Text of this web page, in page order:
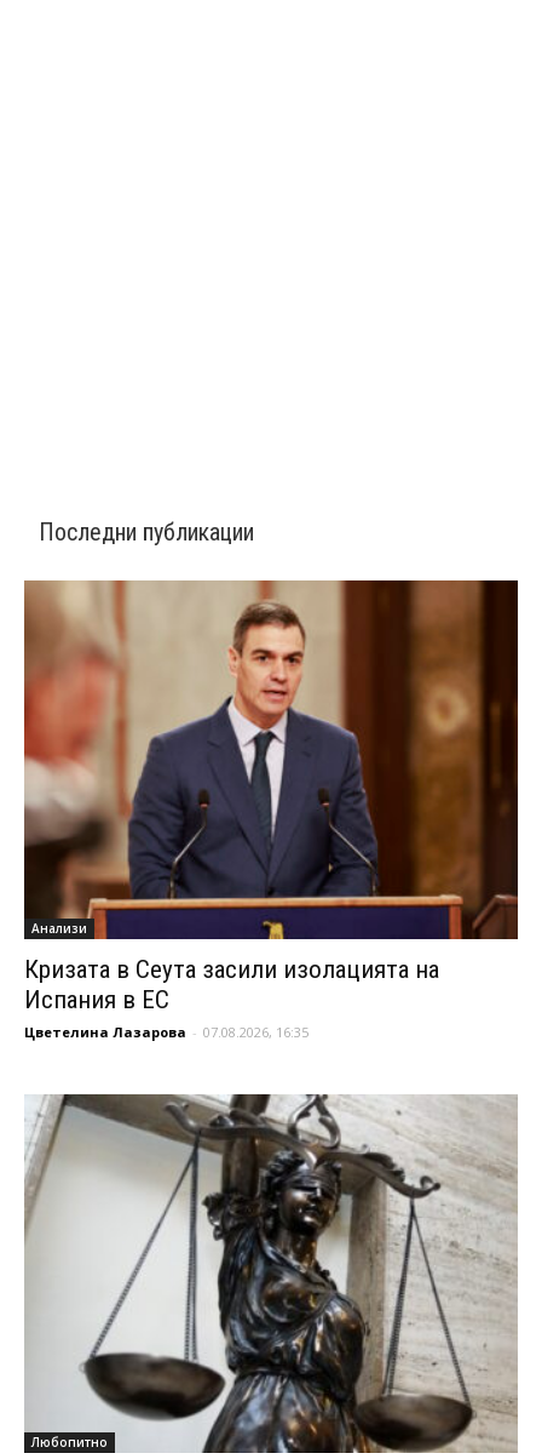
Последни публикации
Анализи
Кризата в Сеута засили изолацията на
Испания в ЕС
Цветелина Лазарова - 07.08.2026, 16:35
Любопитно